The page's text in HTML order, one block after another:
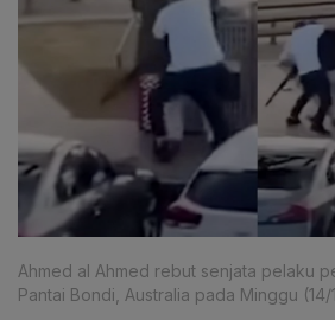
Ahmed al Ahmed rebut senjata pelaku
Pantai Bondi, Australia pada Minggu (14/